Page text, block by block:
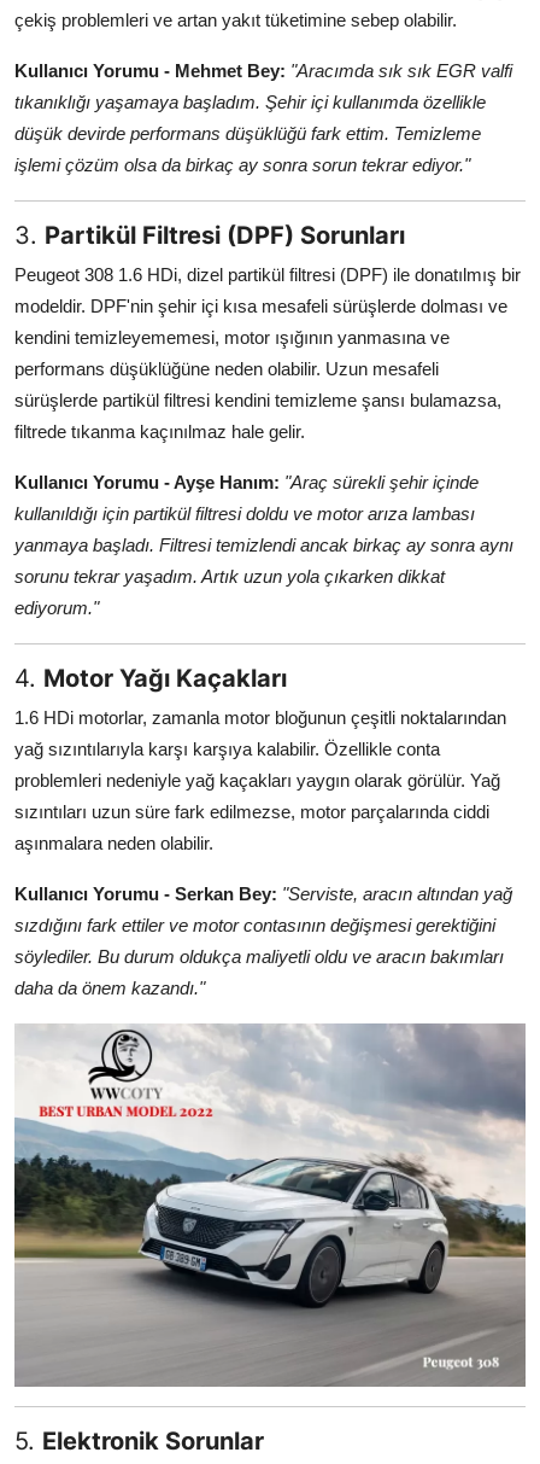
çekiş problemleri ve artan yakıt tüketimine sebep olabilir.
Kullanıcı Yorumu - Mehmet Bey: "Aracımda sık sık EGR valfi
tıkanıklığı yaşamaya başladım. Şehir içi kullanımda özellikle
düşük devirde performans düşüklüğü fark ettim. Temizleme
işlemi çözüm olsa da birkaç ay sonra sorun tekrar ediyor."
3. Partikül Filtresi (DPF) Sorunları
Peugeot 308 1.6 HDi, dizel partikül filtresi (DPF) ile donatılmış bir
modeldir. DPF'nin şehir içi kısa mesafeli sürüşlerde dolması ve
kendini temizleyememesi, motor ışığının yanmasına ve
performans düşüklüğüne neden olabilir. Uzun mesafeli
sürüşlerde partikül filtresi kendini temizleme şansı bulamazsa,
filtrede tıkanma kaçınılmaz hale gelir.
Kullanıcı Yorumu - Ayşe Hanım: "Araç sürekli şehir içinde
kullanıldığı için partikül filtresi doldu ve motor arıza lambası
yanmaya başladı. Filtresi temizlendi ancak birkaç ay sonra aynı
sorunu tekrar yaşadım. Artık uzun yola çıkarken dikkat
ediyorum."
4. Motor Yağı Kaçakları
1.6 HDi motorlar, zamanla motor bloğunun çeşitli noktalarından
yağ sızıntılarıyla karşı karşıya kalabilir. Özellikle conta
problemleri nedeniyle yağ kaçakları yaygın olarak görülür. Yağ
sızıntıları uzun süre fark edilmezse, motor parçalarında ciddi
aşınmalara neden olabilir.
Kullanıcı Yorumu - Serkan Bey: "Serviste, aracın altından yağ
sızdığını fark ettiler ve motor contasının değişmesi gerektiğini
söylediler. Bu durum oldukça maliyetli oldu ve aracın bakımları
daha da önem kazandı."
5. Elektronik Sorunlar